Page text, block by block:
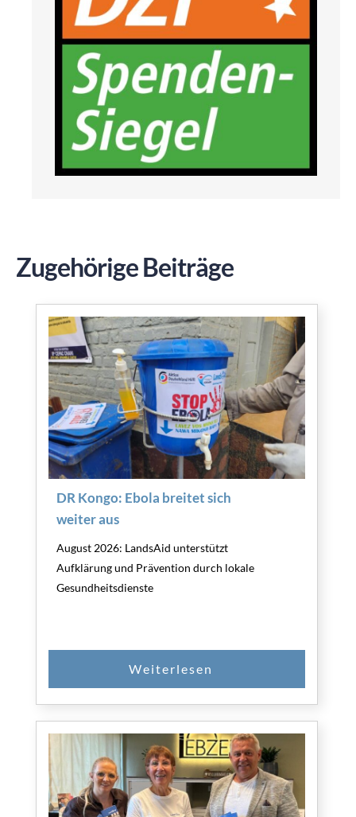
Zugehörige Beiträge
DR Kongo: Ebola breitet sich
weiter aus
August 2026: LandsAid unterstützt
Aufklärung und Prävention durch lokale
Gesundheitsdienste